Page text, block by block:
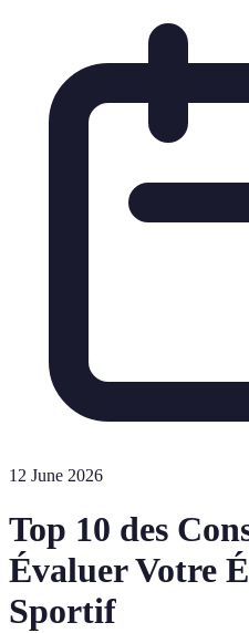
12 June 2026
Top 10 des
Évaluer Votre
Sportif